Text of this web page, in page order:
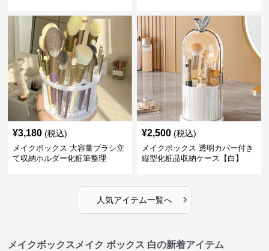
¥3,180 (税込)
メイクボックス 大容量ブラシ立
て収納ホルダー化粧筆整理
¥2,500 (税込)
メイクボックス 透明カバー付き
縦型化粧品収納ケース【白】
人気アイテム一覧へ ›
メイクボックスメイク ボックス 白の新着アイテム